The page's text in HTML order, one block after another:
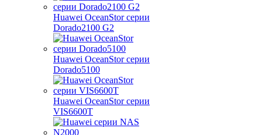
Huawei OceanStor серии
Dorado2100 G2
Huawei OceanStor серии
Dorado5100
Huawei OceanStor серии
VIS6600T